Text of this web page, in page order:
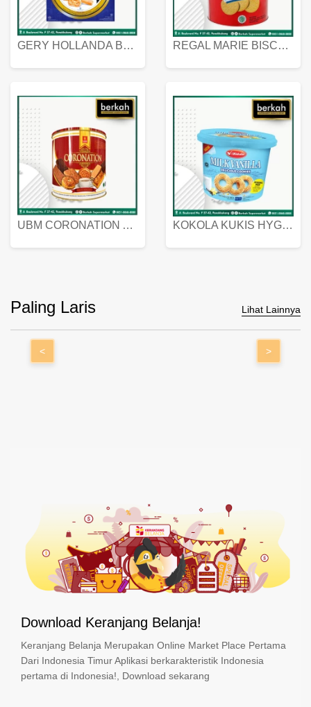
GERY HOLLANDA BUTTER COOKIES 450 GRAM REGAL MARIE BISCUIT KALENG 550 GRAM
UBM CORONATION ASSORTED BISKUIT KALENG 450 GRAM KOKOLA KUKIS HYGIENIC MILK VANILLA PACK 320 GR
Paling Laris Lihat Lainnya
< >
Download Keranjang Belanja!
Keranjang Belanja Merupakan Online Market Place Pertama
Dari Indonesia Timur Aplikasi berkarakteristik Indonesia
pertama di Indonesia!, Download sekarang